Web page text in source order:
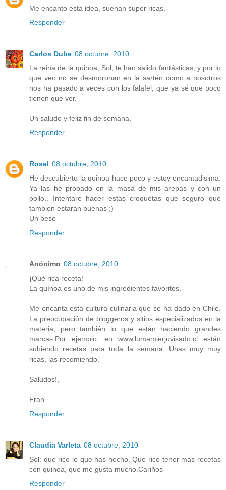
Me encanto esta idea, suenan super ricas.
Responder
Carlos Dube 08 octubre, 2010
La reina de la quinoa, Sol, te han salido fantásticas, y por lo
que veo no se desmoronan en la sartén como a nosotros
nos ha pasado a veces con los falafel, que ya sé que poco
tienen que ver.
Un saludo y feliz fin de semana.
Responder
Rosel 08 octubre, 2010
He descubierto la quinoa hace poco y estoy encantadisima.
Ya las he probado en la masa de mis arepas y con un
pollo.. Intentare hacer estas croquetas que seguro que
tambien estaran buenas ;)
Un beso
Responder
Anónimo 08 octubre, 2010
¡Qué rica receta!
La quínoa es uno de mis ingredientes favoritos.
Me encanta esta cultura culinaria que se ha dado en Chile.
La preocupación de bloggeros y sitios especializados en la
materia, pero también lo que están haciendo grandes
marcas.Por ejemplo, en www.lumamierjuvisado.cl están
subiendo recetas para toda la semana. Unas muy muy
ricas, las recomiendo.
Saludos!,
Fran.
Responder
Claudia Varleta 08 octubre, 2010
Sol: que rico lo que has hecho. Que rico tener más recetas
con quinoa, que me gusta mucho.Cariños
Responder